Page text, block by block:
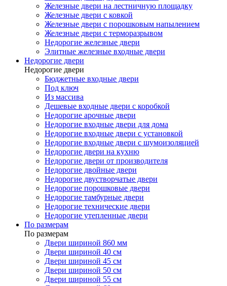
Железные двери на лестничную площадку
Железные двери с ковкой
Железные двери с порошковым напылением
Железные двери с терморазрывом
Недорогие железные двери
Элитные железные входные двери
Недорогие двери
Недорогие двери
Бюджетные входные двери
Под ключ
Из массива
Дешевые входные двери с коробкой
Недорогие арочные двери
Недорогие входные двери для дома
Недорогие входные двери с установкой
Недорогие входные двери с шумоизоляцией
Недорогие двери на кухню
Недорогие двери от производителя
Недорогие двойные двери
Недорогие двустворчатые двери
Недорогие порошковые двери
Недорогие тамбурные двери
Недорогие технические двери
Недорогие утепленные двери
По размерам
По размерам
Двери шириной 860 мм
Двери шириной 40 см
Двери шириной 45 см
Двери шириной 50 см
Двери шириной 55 см